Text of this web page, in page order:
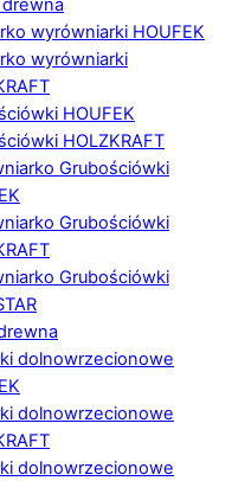
wyrówniarki HOUFEK
wyrówniarki
HOUFEK
HOLZKRAFT
Grubościówki
Grubościówki
Grubościówki
dolnowrzecionowe
dolnowrzecionowe
dolnowrzecionowe